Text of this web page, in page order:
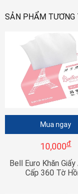
SẢN PHẨM TƯƠNG
Mua ngay
10,000đ
Bell Euro Khăn Giấy
Cấp 360 Tờ